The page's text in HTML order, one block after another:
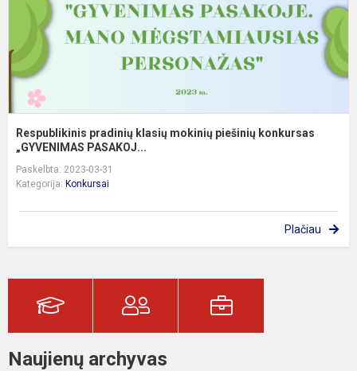
Respublikinis pradinių klasių mokinių piešinių konkursas
„GYVENIMAS PASAKOJ...
Paskelbta: 2023-03-31
Kategorija: Konkursai
Plačiau
Naujienų archyvas